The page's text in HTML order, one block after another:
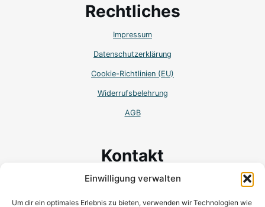
Einwilligung verwalten
Um dir ein optimales Erlebnis zu bieten, verwenden wir Technologien wie
Rechtliches
Impressum
Datenschutzerklärung
Cookie-Richtlinien (EU)
Widerrufsbelehrung
AGB
Kontakt
Wilhem-Binder-Str. 19
78048 Villingen-Schwenningen